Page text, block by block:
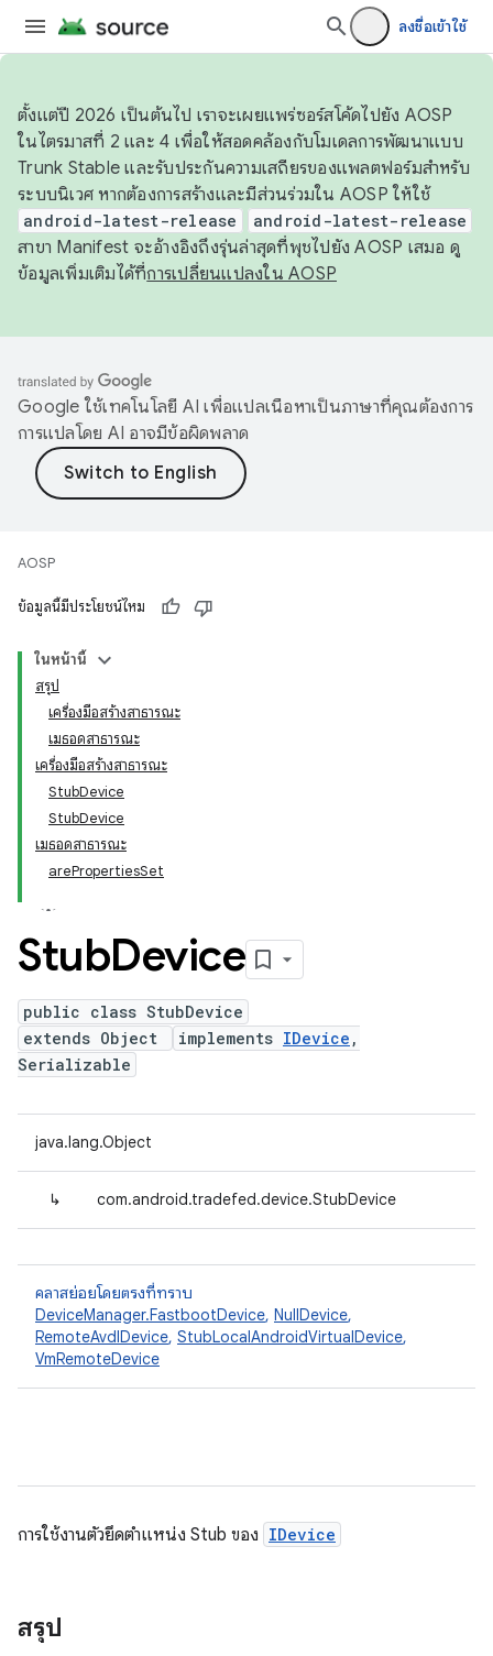
ลงชื่อเข้าใช้
ตั้งแต่ปี 2026 เป็นต้นไป เราจะเผยแพร่ซอร์สโค้ดไปยัง AOSP
ในไตรมาสที่ 2 และ 4 เพื่อให้สอดคล้องกับโมเดลการพัฒนาแบบ
Trunk Stable และรับประกันความเสถียรของแพลตฟอร์มสำหรับ
ระบบนิเวศ หากต้องการสร้างและมีส่วนร่วมใน AOSP ให้ใช้
android-latest-release android-latest-release
สาขา Manifest จะอ้างอิงถึงรุ่นล่าสุดที่พุชไปยัง AOSP เสมอ ดู
ข้อมูลเพิ่มเติมได้ที่การเปลี่ยนแปลงใน AOSP
Google ใช้เทคโนโลยี AI เพื่อแปลเนื้อหาเป็นภาษาที่คุณต้องการ
การแปลโดย AI อาจมีข้อผิดพลาด
AOSP
ข้อมูลนี้มีประโยชน์ไหม
ในหน้านี้
สรุป
เครื่องมือสร้างสาธารณะ
เมธอดสาธารณะ
เครื่องมือสร้างสาธารณะ
StubDevice
StubDevice
เมธอดสาธารณะ
arePropertiesSet
StubDevice
public class StubDevice
extends Object
implements IDevice ,
Serializable
java.lang.Object
↳ com.android.tradefed.device.StubDevice
คลาสย่อยโดยตรงที่ทราบ
DeviceManager.FastbootDevice, NullDevice,
RemoteAvdIDevice, StubLocalAndroidVirtualDevice,
VmRemoteDevice
การใช้งานตัวยึดตำแหน่ง Stub ของ IDevice
สรุป